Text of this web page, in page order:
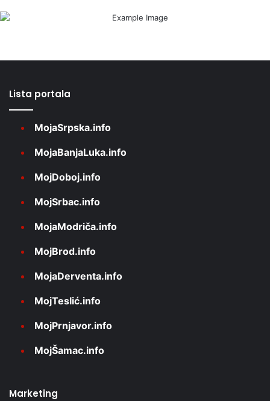
Lista portala
MojaSrpska.info
MojaBanjaLuka.info
MojDoboj.info
MojSrbac.info
MojaModriča.info
MojBrod.info
MojaDerventa.info
MojTeslić.info
MojPrnjavor.info
MojŠamac.info
Marketing